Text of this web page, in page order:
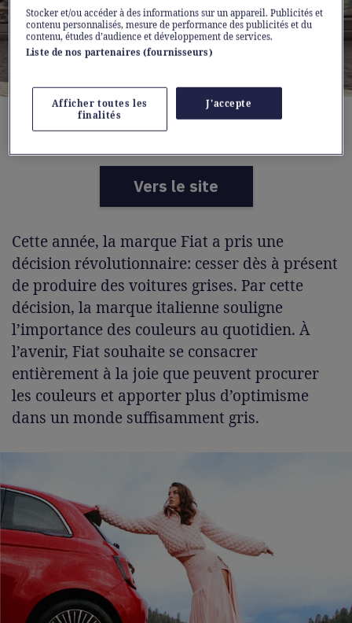
L'iconique Fiat représente la joie de vivre italienne d'une
manière unique.
Vers le site
Cette année, la marque Fiat a pris une
décision révolutionnaire: cesser dès à présent
de produire des voitures grises. Par cette
décision, la marque italienne souligne
l’importance des couleurs au quotidien. À
l’avenir, Fiat souhaite se consacrer
entièrement à la joie que peuvent procurer
les couleurs et apporter plus d’optimisme
dans un monde suffisamment gris.
Stocker et/ou accéder à des informations sur un appareil. Publicités et
contenu personnalisés, mesure de performance des publicités et du
contenu, études d’audience et développement de services.
Liste de nos partenaires (fournisseurs)
Afficher toutes les
finalités
J'accepte